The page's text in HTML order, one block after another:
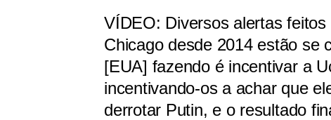
VÍDEO: Diversos alertas
Chicago desde 2014 estão se
[EUA] fazendo é incentivar a
incentivando-os a achar que
derrotar Putin, e o resultado